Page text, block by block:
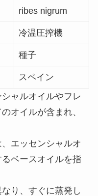
ribes nigrum
冷温圧搾機
種子
スペイン
ャルオイルやフレ
オイルが含まれ、
エッセンシャルオ
ベースオイルを指
り、すぐに蒸発し